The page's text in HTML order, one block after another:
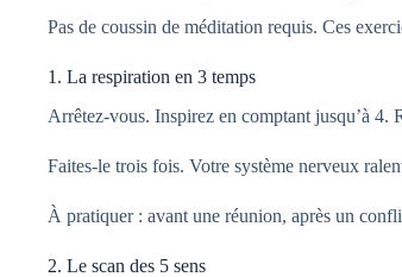
Pas de coussin de méditation requis. Ces
1. La respiration en 3 temps
Arrêtez-vous. Inspirez en comptant jusqu’à 4.
Faites-le trois fois. Votre système nerveux
À pratiquer : avant une réunion, après un
2. Le scan des 5 sens